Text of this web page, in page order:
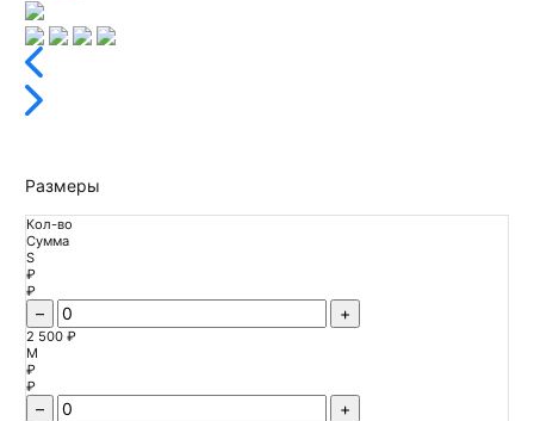
Размеры
Кол-во
Сумма
S
₽
₽
– +
2 500 ₽
M
₽
₽
– +